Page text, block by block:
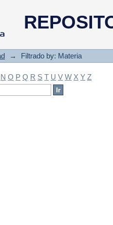
→ Filtrado by: Materia
N O P Q R S T U V W X Y Z